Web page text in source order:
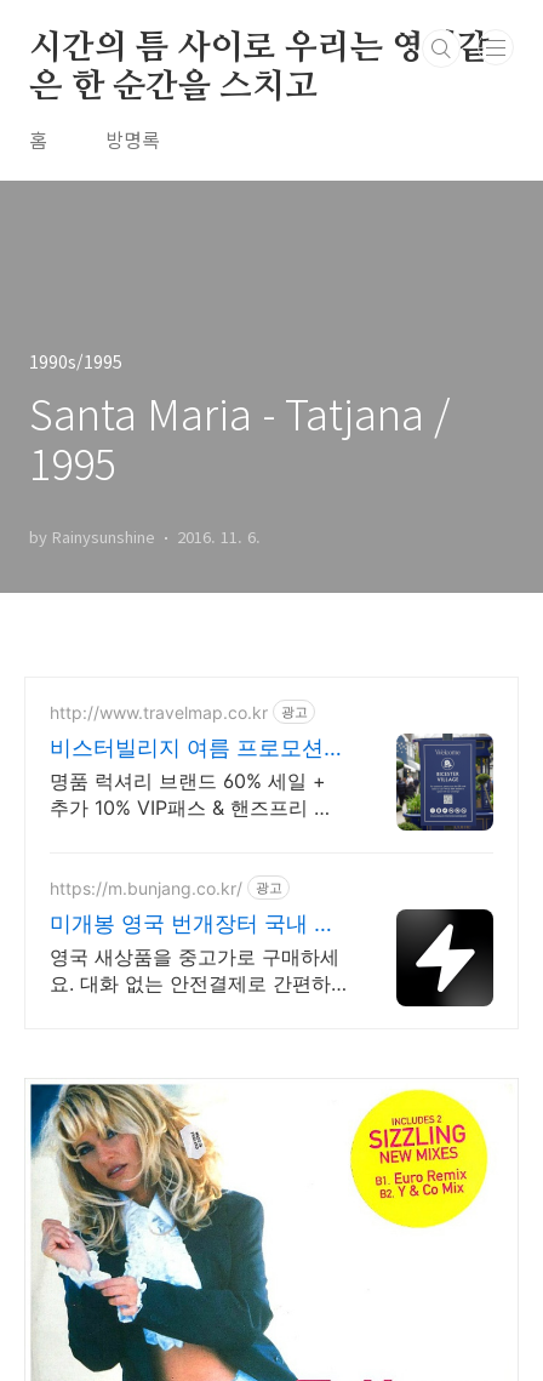
시간의 틈 사이로 우리는 영원같
은 한 순간을 스치고
홈 방명록
1990s/1995
Santa Maria - Tatjana /
1995
by Rainysunshine 2016. 11. 6.
http://www.travelmap.co.kr 광고
비스터빌리지 여름 프로모션
VIP 패스 10% 할인쿠폰
명품 럭셔리 브랜드 60% 세일 +
추가 10% VIP패스 & 핸즈프리 쇼
쇼핑 제공
https://m.bunjang.co.kr/ 광고
미개봉 영국 번개장터 국내 최
대 브랜드 중고거래
영국 새상품을 중고가로 구매하세
요. 대화 없는 안전결제로 간편하